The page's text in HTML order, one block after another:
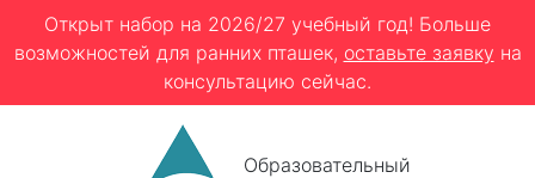
Открыт набор на 2026/27 учебный год! Больше
возможностей для ранних пташек, оставьте заявку на
консультацию сейчас.
Образовательный